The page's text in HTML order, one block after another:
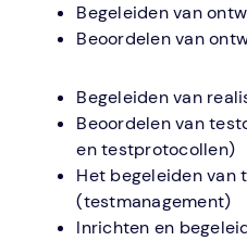
Begeleiden van
Beoordelen van
Begeleiden van
Beoordelen van
en testprotocollen)
Het begeleiden van
(testmanagement)
Inrichten en